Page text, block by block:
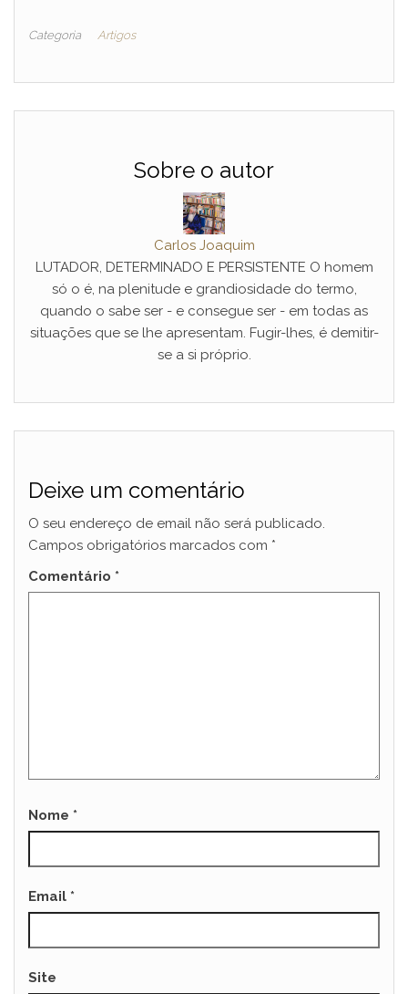
Categoria Artigos
Sobre o autor
Carlos Joaquim
LUTADOR, DETERMINADO E PERSISTENTE O homem
só o é, na plenitude e grandiosidade do termo,
quando o sabe ser - e consegue ser - em todas as
situações que se lhe apresentam. Fugir-lhes, é demitir-
se a si próprio.
Deixe um comentário
O seu endereço de email não será publicado.
Campos obrigatórios marcados com *
Comentário *
Nome *
Email *
Site